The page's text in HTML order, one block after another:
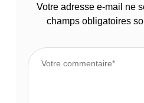
Votre adresse e-mail ne
champs obligatoires